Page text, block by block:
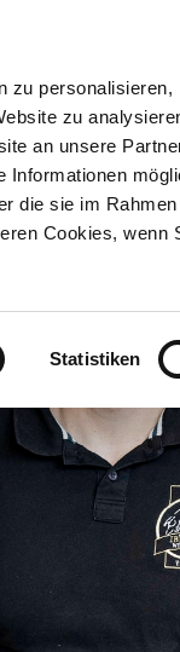
zu
zu
an unsere
die sie im
Cookies, wenn
Statistiken